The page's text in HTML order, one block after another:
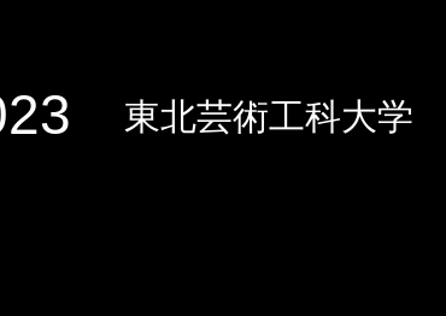
東北芸術工科大学